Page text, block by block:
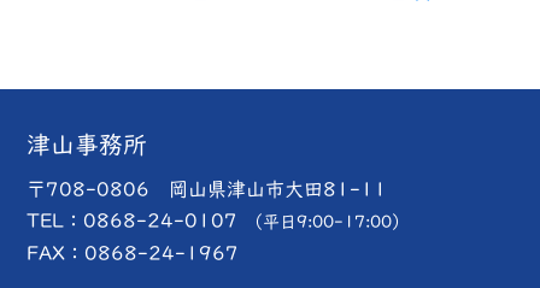
津山事務所
〒708-0806 岡山県津山市大田81-11
TEL： 0868-24-0107 （平日9:00-17:00）
FAX：0868-24-1967